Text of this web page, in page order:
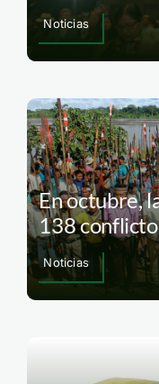
Noticias
En octubre,
138
Noticias